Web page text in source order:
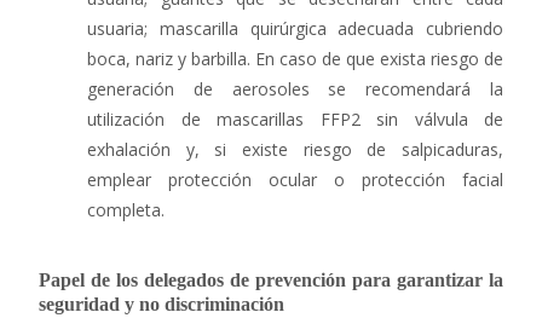
usuaria; mascarilla quirúrgica adecuada cubriendo
boca, nariz y barbilla. En caso de que exista riesgo de
generación de aerosoles se recomendará la
utilización de mascarillas FFP2 sin válvula de
exhalación y, si existe riesgo de salpicaduras,
emplear protección ocular o protección facial
completa.
Papel de los delegados de prevención para garantizar la
seguridad y no discriminación